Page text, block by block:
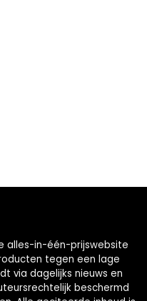
alles-in-één-prijswebsite
tegen een lage
via dagelijks nieuws en
beschermd